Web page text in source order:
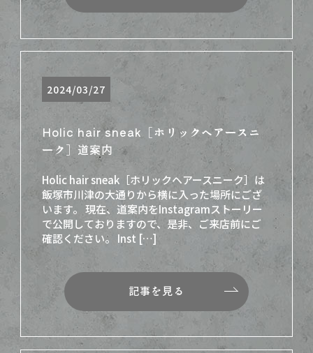
2024/03/27
Holic hair sneak［ホリックヘアースニ
ーク］道案内
Holic hair sneak［ホリックヘアースニーク］は
飯塚市川津の大通りから横に入った場所にござ
います。 現在、道案内をInstagramストーリー
で公開しておりますので、是非、ご来店前にご
確認ください。 Inst […]
記事を見る